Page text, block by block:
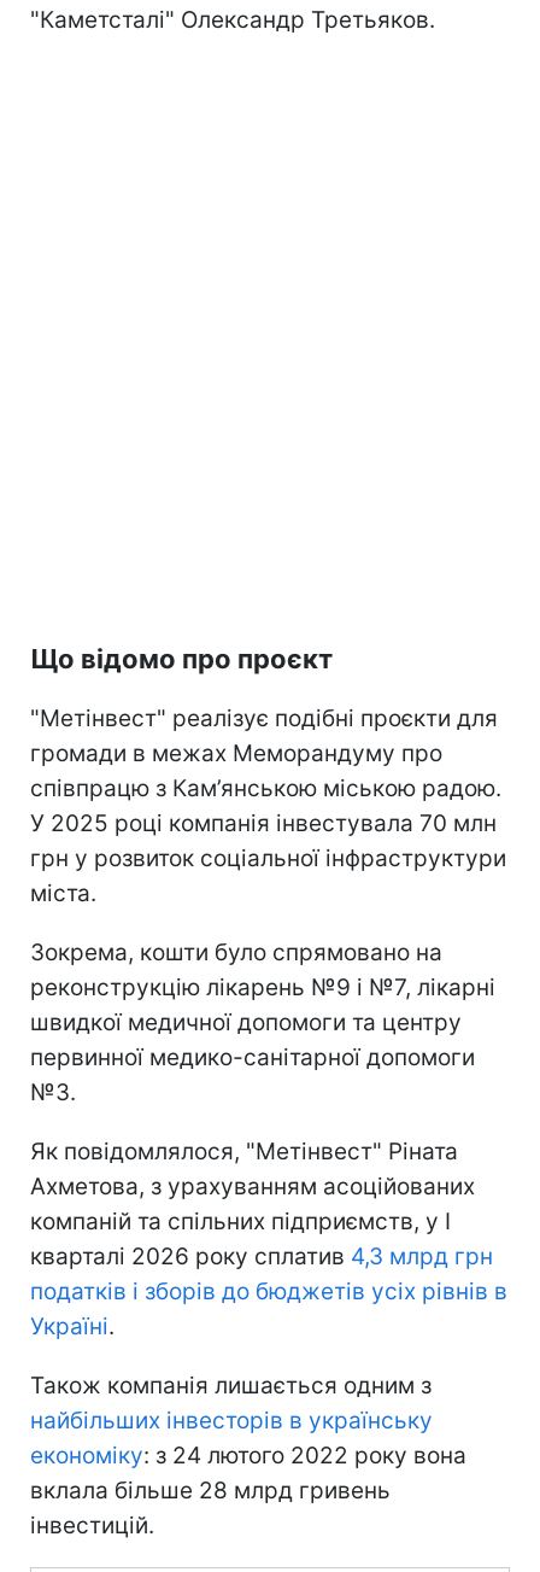
"Каметсталі" Олександр Третьяков.
Що відомо про проєкт
"Метінвест" реалізує подібні проєкти для
громади в межах Меморандуму про
співпрацю з Кам’янською міською радою.
У 2025 році компанія інвестувала 70 млн
грн у розвиток соціальної інфраструктури
міста.
Зокрема, кошти було спрямовано на
реконструкцію лікарень №9 і №7, лікарні
швидкої медичної допомоги та центру
первинної медико-санітарної допомоги
№3.
Як повідомлялося, "Метінвест" Ріната
Ахметова, з урахуванням асоційованих
компаній та спільних підприємств, у I
кварталі 2026 року сплатив 4,3 млрд грн
податків і зборів до бюджетів усіх рівнів в
Україні.
Також компанія лишається одним з
найбільших інвесторів в українську
економіку: з 24 лютого 2022 року вона
вклала більше 28 млрд гривень
інвестицій.